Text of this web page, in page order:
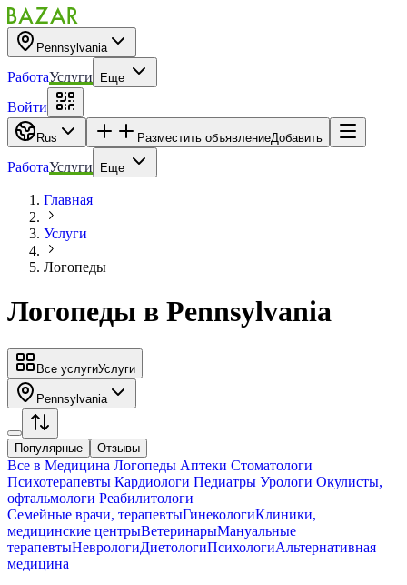
Pennsylvania
РаботаУслуги Еще
Войти
Rus Разместить объявлениеДобавить
РаботаУслуги Еще
Главная
Услуги
Логопеды
Логопеды в Pennsylvania
Все услугиУслуги
Pennsylvania
Популярные Отзывы
Все в Медицина Логопеды Аптеки Стоматологи
Психотерапевты Кардиологи Педиатры Урологи Окулисты,
офтальмологи Реабилитологи
Семейные врачи, терапевтыГинекологиКлиники,
медицинские центрыВетеринарыМануальные
терапевтыНеврологиДиетологиПсихологиАльтернативная
медицина